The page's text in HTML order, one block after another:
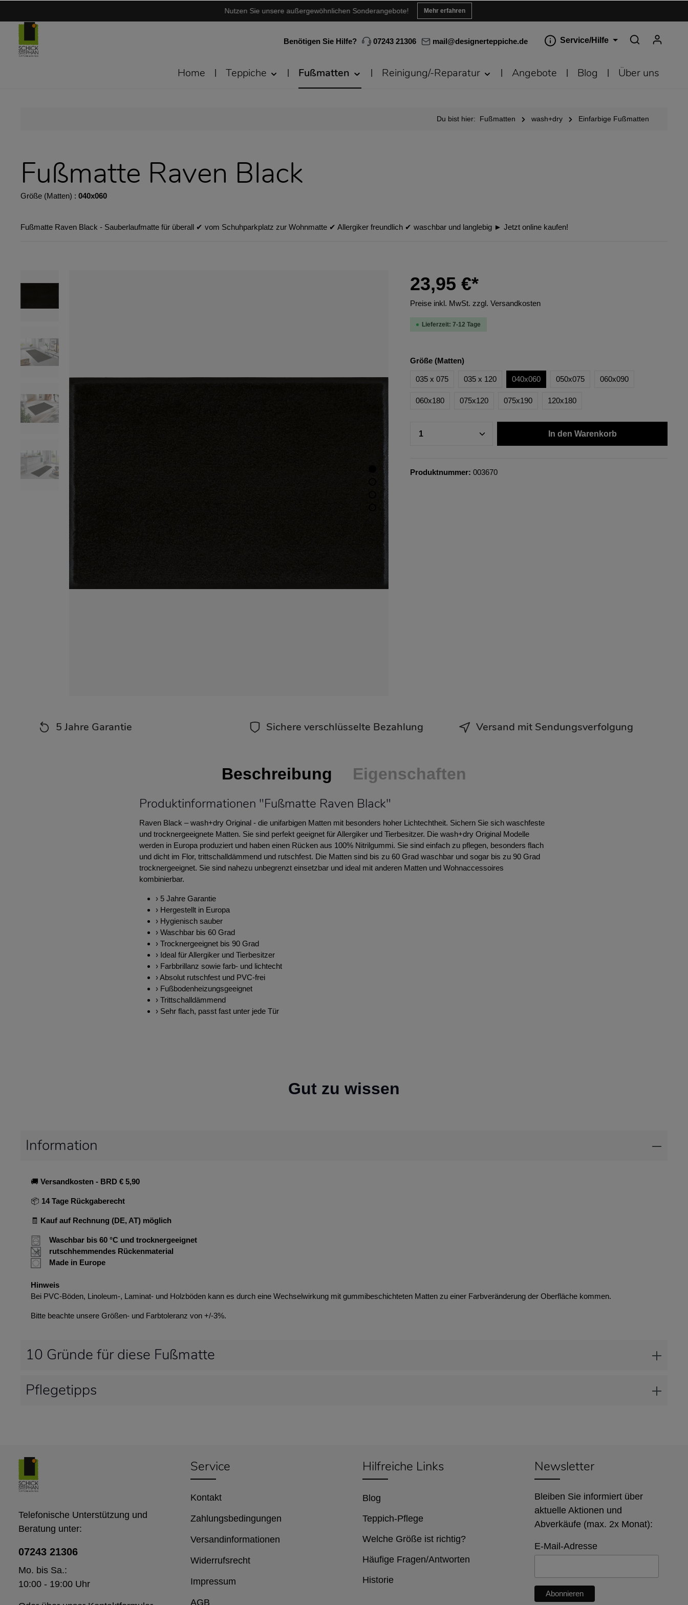
Nutzen Sie unsere außergewöhnlichen Sonderangebote! Mehr erfahren
Benötigen Sie Hilfe? 07243 21306 mail@designerteppiche.de Service/Hilfe
Home Teppiche Fußmatten Reinigung/-Reparatur Angebote Blog Über uns
Du bist hier: Fußmatten wash+dry Einfarbige Fußmatten
Fußmatte Raven Black
Größe (Matten) : 040x060
Fußmatte Raven Black - Sauberlaufmatte für überall ✔︎ vom Schuhparkplatz zur Wohnmatte ✔︎ Allergiker freundlich ✔︎ waschbar und langlebig ► Jetzt online kaufen!
23,95 €*
Preise inkl. MwSt. zzgl. Versandkosten
Lieferzeit: 7-12 Tage
Größe (Matten)
035 x 075 035 x 120 040x060 050x075 060x090
060x180 075x120 075x190 120x180
In den Warenkorb
Produktnummer: 003670
5 Jahre Garantie Sichere verschlüsselte Bezahlung Versand mit Sendungsverfolgung
Beschreibung Eigenschaften
Produktinformationen "Fußmatte Raven Black"
Raven Black – wash+dry Original - die unifarbigen Matten mit besonders hoher Lichtechtheit. Sichern Sie sich waschfeste
und trocknergeeignete Matten. Sie sind perfekt geeignet für Allergiker und Tierbesitzer. Die wash+dry Original Modelle
werden in Europa produziert und haben einen Rücken aus 100% Nitrilgummi. Sie sind einfach zu pflegen, besonders flach
und dicht im Flor, trittschalldämmend und rutschfest. Die Matten sind bis zu 60 Grad waschbar und sogar bis zu 90 Grad
trocknergeeignet. Sie sind nahezu unbegrenzt einsetzbar und ideal mit anderen Matten und Wohnaccessoires
kombinierbar.
› 5 Jahre Garantie
› Hergestellt in Europa
› Hygienisch sauber
› Waschbar bis 60 Grad
› Trocknergeeignet bis 90 Grad
› Ideal für Allergiker und Tierbesitzer
› Farbbrillanz sowie farb- und lichtecht
› Absolut rutschfest und PVC-frei
› Fußbodenheizungsgeeignet
› Trittschalldämmend
› Sehr flach, passt fast unter jede Tür
Gut zu wissen
Information
🚚 Versandkosten - BRD € 5,90
📦 14 Tage Rückgaberecht
🧾 Kauf auf Rechnung (DE, AT) möglich
Waschbar bis 60 °C und trocknergeeignet
rutschhemmendes Rückenmaterial
Made in Europe
Hinweis
Bei PVC-Böden, Linoleum-, Laminat- und Holzböden kann es durch eine Wechselwirkung mit gummibeschichteten Matten zu einer Farbveränderung der Oberfläche kommen.
Bitte beachte unsere Größen- und Farbtoleranz von +/-3%.
10 Gründe für diese Fußmatte
Pflegetipps
Service
Kontakt
Zahlungsbedingungen
Versandinformationen
Widerrufsrecht
Impressum
AGB
Newsletter
Bleiben Sie informiert über
aktuelle Aktionen und
Abverkäufe (max. 2x Monat):
E-Mail-Adresse
Telefonische Unterstützung und
Beratung unter:
07243 21306
Mo. bis Sa.:
10:00 - 19:00 Uhr
Hilfreiche Links
Blog
Teppich-Pflege
Welche Größe ist richtig?
Häufige Fragen/Antworten
Historie